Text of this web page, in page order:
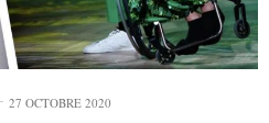
27 OCTOBRE 2020